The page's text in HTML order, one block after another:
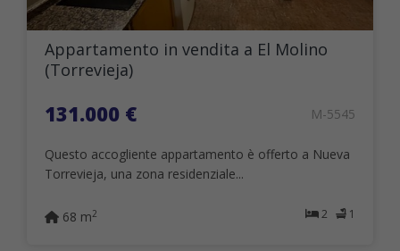
Appartamento in vendita a El Molino
(Torrevieja)
131.000 € M-5545
Questo accogliente appartamento è offerto a Nueva
Torrevieja, una zona residenziale...
2 1
68 m2